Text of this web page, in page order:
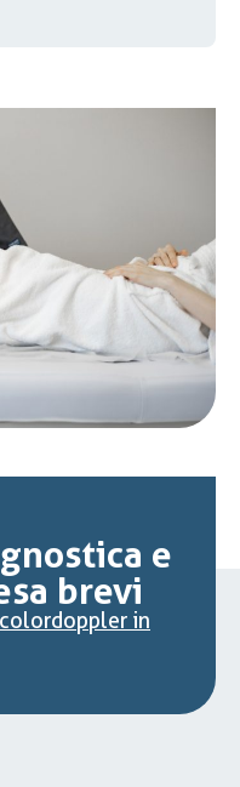
e
brevi
in